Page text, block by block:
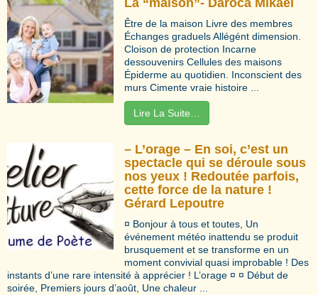
La “maison”- Daroca Mikael
Être de la maison Livre des membres
Échanges graduels Allégént dimension.
Cloison de protection Incarne
dessouvenirs Cellules des maisons
Épiderme au quotidien. Inconscient des
murs Cimente vraie histoire ...
Lire La Suite…
– L’orage – En soi, c’est un
spectacle qui se déroule sous
nos yeux ! Redoutée parfois,
cette force de la nature !
Gérard Lepoutre
¤ Bonjour à tous et toutes, Un
événement météo inattendu se produit
brusquement et se transforme en un
moment convivial quasi improbable ! Des
instants d’une rare intensité à apprécier ! L’orage ¤ ¤ Début de
soirée, Premiers jours d’août, Une chaleur ...